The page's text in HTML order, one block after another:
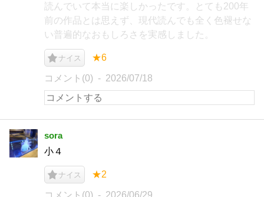
読んでいて本当に楽しかったです。 ​とても200年
前の作品とは思えず、現代読んでも全く色褪せな
い普遍的なおもしろさを実感しました。
ナイス ★6
コメント(0) 2026/07/18
sora
小４
ナイス ★2
コメント(0) 2026/06/29